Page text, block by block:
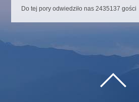
Do tej pory odwiedziło nas 2435137 gości